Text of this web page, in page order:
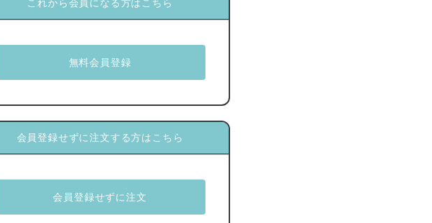
これから会員になる方はこちら
会員登録せずに注文する方はこちら